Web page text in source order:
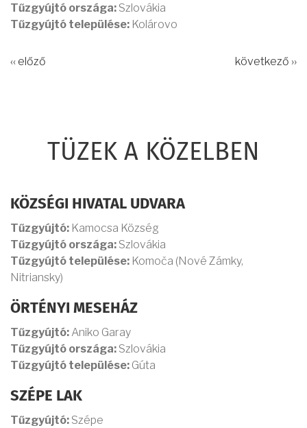
Tűzgyújtó országa: Szlovákia
Tűzgyújtó települése: Kolárovo
‹‹ előző következő ››
TÜZEK A KÖZELBEN
KÖZSÉGI HIVATAL UDVARA
Tűzgyújtó: Kamocsa Község
Tűzgyújtó országa: Szlovákia
Tűzgyújtó települése: Komoča (Nové Zámky,
Nitriansky)
ÖRTÉNYI MESEHÁZ
Tűzgyújtó: Aniko Garay
Tűzgyújtó országa: Szlovákia
Tűzgyújtó települése: Gúta
SZÉPE LAK
Tűzgyújtó: Szépe